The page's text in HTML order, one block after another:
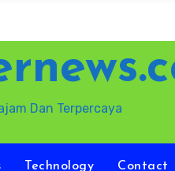
Dan Terpercaya
Technology Contact